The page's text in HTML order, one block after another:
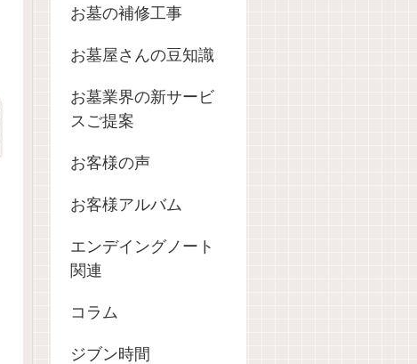
お墓の補修工事
お墓屋さんの豆知識
お墓業界の新サービ
スご提案
お客様の声
お客様アルバム
エンデイングノート
関連
コラム
ジブン時間